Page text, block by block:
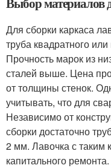
Для сборки каркаса
труба квадратного
Прочность марок из
сталей выше. Цена
от толщины стенок.
учитывать, что для
Независимо от
сборки достаточно
2 мм. Лавочка с таким
капитального ремонта.